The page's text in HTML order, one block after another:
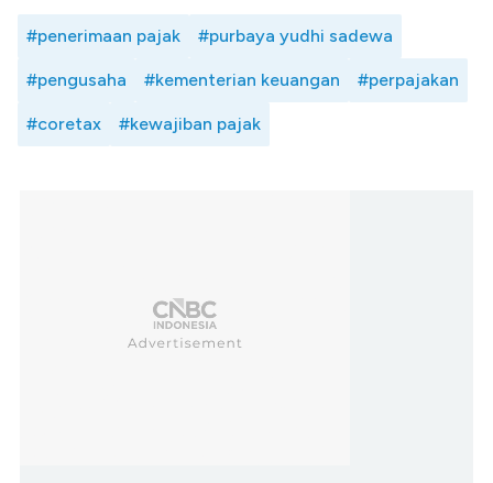
#penerimaan pajak #purbaya yudhi sadewa
#pengusaha #kementerian keuangan #perpajakan
#coretax #kewajiban pajak